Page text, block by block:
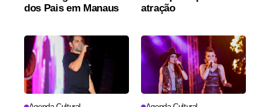
dos Pais em Manaus
atração